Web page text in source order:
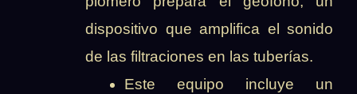
dispositivo que amplifica el sonido
de las filtraciones en las tuberías.
Este equipo incluye un